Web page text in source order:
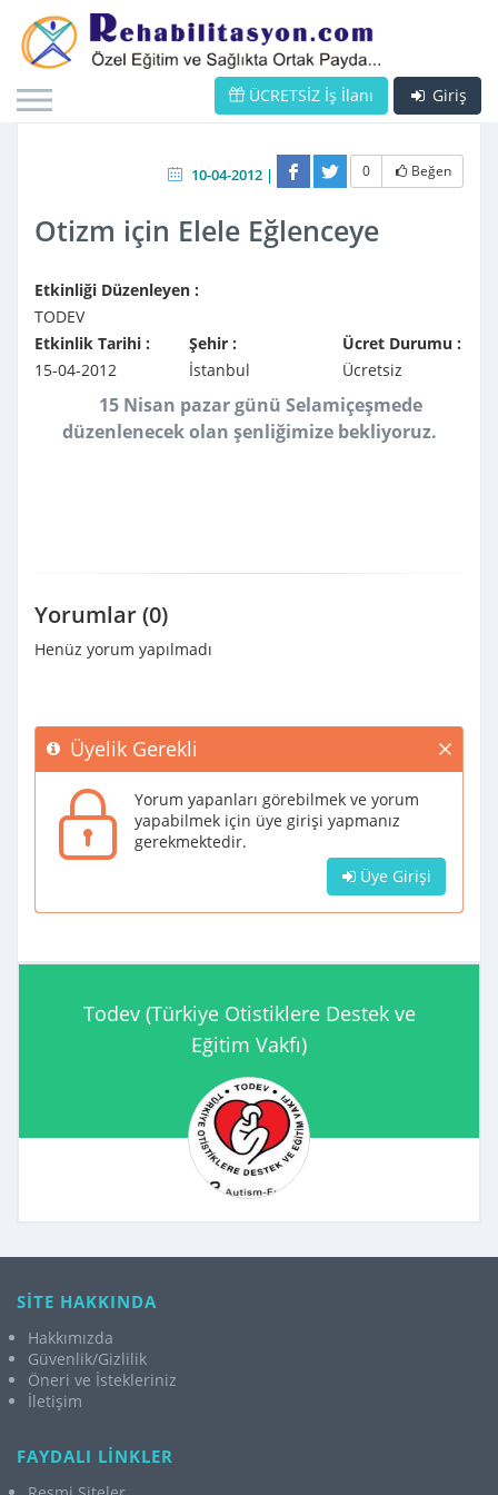
Giriş
ÜCRETSİZ İş İlanı
10-04-2012 | 0 Beğen
Otizm için Elele Eğlenceye
Etkinliği Düzenleyen :
TODEV
Etkinlik Tarihi :
15-04-2012
Şehir :
İstanbul
Ücret Durumu :
Ücretsiz
15 Nisan pazar günü Selamiçeşmede
düzenlenecek olan şenliğimize bekliyoruz.
Yorumlar (0)
Henüz yorum yapılmadı
Üyelik Gerekli
Yorum yapanları görebilmek ve yorum
yapabilmek için üye girişi yapmanız
gerekmektedir.
Üye Girişi
Todev (Türkiye Otistiklere Destek ve
Eğitim Vakfı)
SİTE HAKKINDA
Hakkımızda
Güvenlik/Gizlilik
Öneri ve İstekleriniz
İletişim
FAYDALI LİNKLER